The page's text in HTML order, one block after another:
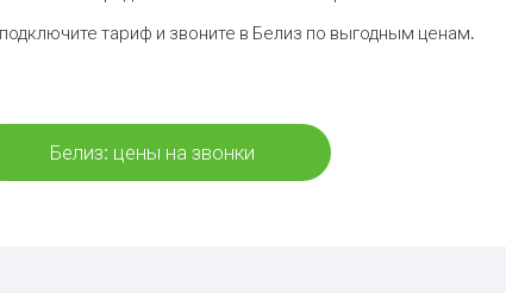
тариф и звоните в Белиз по выгодным ценам.
Белиз: цены на звонки